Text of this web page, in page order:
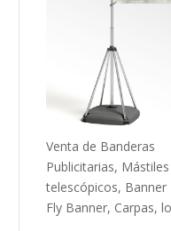
Venta de Banderas
Publicitarias, Mástiles
telescópicos, Banner
Fly Banner, Carpas,